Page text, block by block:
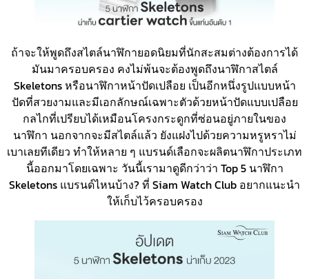
ถ้าจะให้พูดถึงสไตล์นาฬิกายอดนิยมที่นักสะสมต่างต้องการได้
มันมาครอบครอง คงไม่พ้นจะต้องพูดถึงนาฬิกาสไตล์
Skeletons หรือนาฬิกาหน้าปัดเปลือย เป็นอีกหนึ่งรูปแบบหน้า
ปัดที่สวยงามและมีเอกลักษณ์เฉพาะตัวด้วยหน้าปัดแบบเปลือย
กลไกที่เปรียบได้เหมือนโครงกระดูกที่ซ่อนอยู่ภายในของ
นาฬิกา นอกจากจะมีสไตล์แล้ว ยังแฝงไปด้วยความหรูหราไม่
เบาเลยทีเดียว ทำให้หลาย ๆ แบรนด์เลือกจะผลิตนาฬิกาประเภท
นี้ออกมาโดยเฉพาะ วันนี้เรามาดูดีกว่าว่า Top 5 นาฬิกา
Skeletons แบรนด์ไหนบ้าง? ที่ Siam Watch Club อยากแนะนำ
ให้เก็บไว้ครอบครอง